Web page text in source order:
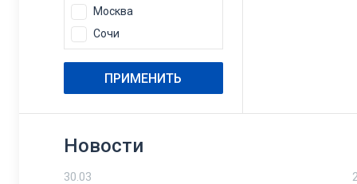
Москва
Сочи
ПРИМЕНИТЬ
Новости
30.03